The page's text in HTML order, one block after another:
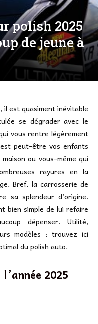
polish 2025
de jeune à
il est quasiment inévitable
se dégrader avec le
vous rentre légèrement
peut-être vos enfants
ou vous-même qui
rayures en la
Bref, la carrosserie de
splendeur d’origine.
bien simple de lui refaire
dépenser. Utilité,
modèles : trouvez ici
du polish auto.
2025